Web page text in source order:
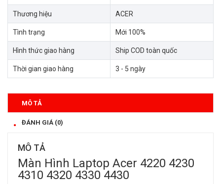
Thương hiệu ACER
Tình trạng Mới 100%
Hình thức giao hàng Ship COD toàn quốc
Thời gian giao hàng 3 - 5 ngày
MÔ TẢ
ĐÁNH GIÁ (0)
MÔ TẢ
Màn Hình Laptop Acer 4220 4230
4310 4320 4330 4430